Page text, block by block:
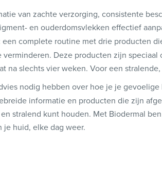
van zachte verzorging, consistente
en ouderdomsvlekken effectief
een complete routine met drie producten
verminderen. Deze producten zijn
na slechts vier weken. Voor een
nodig hebben over hoe je je
informatie en producten die zijn
stralend kunt houden. Met Biodermal
je huid, elke dag weer.